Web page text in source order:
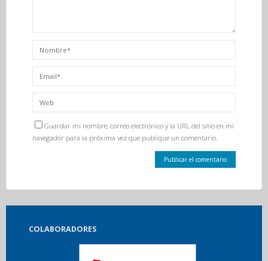
Guardar mi nombre, correo electrónico y la URL del sitio en mi
navegador para la próxima vez que publique un comentario.
COLABORADORES